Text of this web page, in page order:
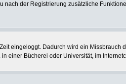
der Registrierung zusätzliche
eingeloggt. Dadurch wird ein
einer Bücherei oder Universität, im